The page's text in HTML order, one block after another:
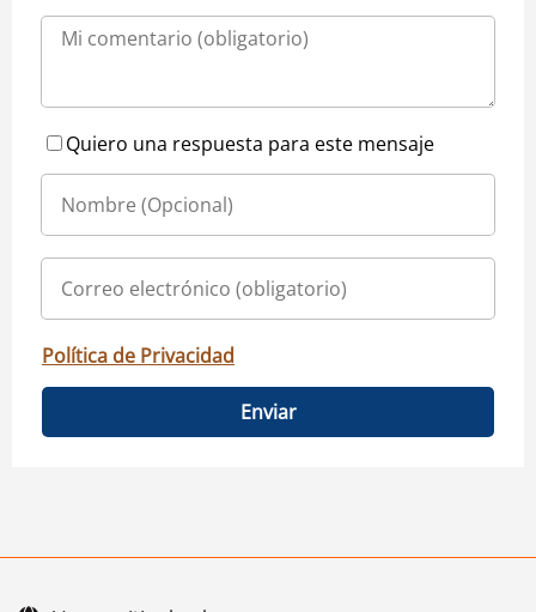
Quiero una respuesta para este mensaje
Política de Privacidad
Enviar